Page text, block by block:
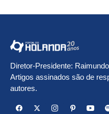
Diretor-Presidente:
Artigos assinados são de
autores.